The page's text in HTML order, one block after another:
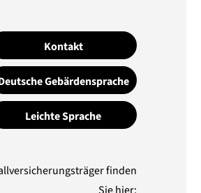
Kontakt
Gebärdensprache
Leichte Sprache
finden
Sie hier: